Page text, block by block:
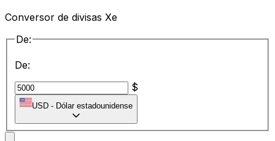
Conversor de divisas Xe
De:
De:
$
USD - Dólar estadounidense